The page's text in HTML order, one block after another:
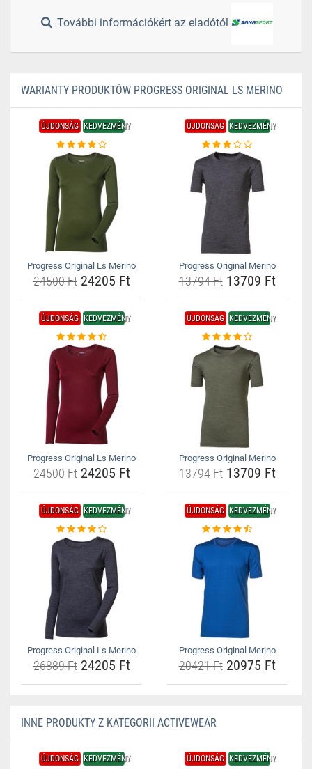
További információkért az eladótól
WARIANTY PRODUKTÓW PROGRESS ORIGINAL LS MERINO
ÚJDONSÁG KEDVEZMÉNY
Progress Original Ls Merino
24500 Ft24205 Ft
ÚJDONSÁG KEDVEZMÉNY
Progress Original Merino
13794 Ft13709 Ft
ÚJDONSÁG KEDVEZMÉNY
Progress Original Ls Merino
24500 Ft24205 Ft
ÚJDONSÁG KEDVEZMÉNY
Progress Original Merino
13794 Ft13709 Ft
ÚJDONSÁG KEDVEZMÉNY
Progress Original Ls Merino
26889 Ft24205 Ft
ÚJDONSÁG KEDVEZMÉNY
Progress Original Merino
20421 Ft20975 Ft
INNE PRODUKTY Z KATEGORII ACTIVEWEAR
ÚJDONSÁG KEDVEZMÉNY ÚJDONSÁG KEDVEZMÉNY